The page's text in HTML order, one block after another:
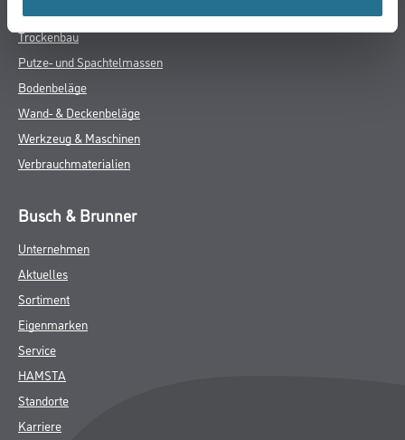
Trockenbau
Putze- und Spachtelmassen
Bodenbeläge
Wand- & Deckenbeläge
Werkzeug & Maschinen
Verbrauchmaterialien
Busch & Brunner
Unternehmen
Aktuelles
Sortiment
Eigenmarken
Service
HAMSTA
Standorte
Karriere